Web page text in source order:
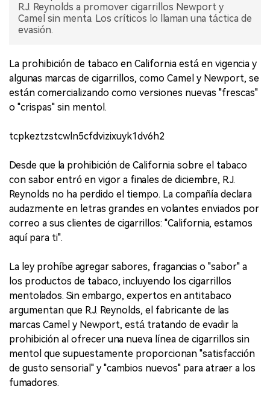
R.J. Reynolds a promover cigarrillos Newport y
Camel sin menta. Los críticos lo llaman una táctica de
evasión.
La prohibición de tabaco en California está en vigencia y
algunas marcas de cigarrillos, como Camel y Newport, se
están comercializando como versiones nuevas "frescas"
o "crispas" sin mentol.
tcpkeztzstcwln5cfdvizixuyk1dv6h2
Desde que la prohibición de California sobre el tabaco
con sabor entró en vigor a finales de diciembre, R.J.
Reynolds no ha perdido el tiempo. La compañía declara
audazmente en letras grandes en volantes enviados por
correo a sus clientes de cigarrillos: "California, estamos
aquí para ti".
La ley prohíbe agregar sabores, fragancias o "sabor" a
los productos de tabaco, incluyendo los cigarrillos
mentolados. Sin embargo, expertos en antitabaco
argumentan que R.J. Reynolds, el fabricante de las
marcas Camel y Newport, está tratando de evadir la
prohibición al ofrecer una nueva línea de cigarrillos sin
mentol que supuestamente proporcionan "satisfacción
de gusto sensorial" y "cambios nuevos" para atraer a los
fumadores.